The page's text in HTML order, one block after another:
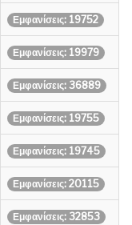
Εμφανίσεις: 19752
Εμφανίσεις: 19979
Εμφανίσεις: 36889
Εμφανίσεις: 19755
Εμφανίσεις: 19745
Εμφανίσεις: 20115
Εμφανίσεις: 32853